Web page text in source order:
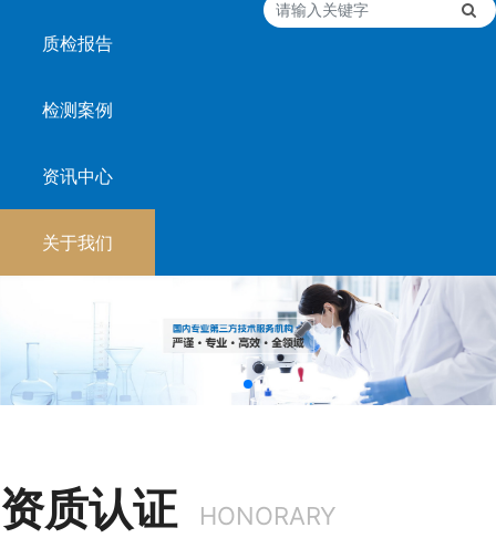
质检报告
检测案例
资讯中心
关于我们
资质认证
HONORARY